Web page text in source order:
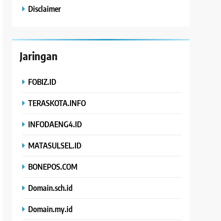
Disclaimer
Jaringan
FOBIZ.ID
TERASKOTA.INFO
INFODAENG4.ID
MATASULSEL.ID
BONEPOS.COM
Domain.sch.id
Domain.my.id